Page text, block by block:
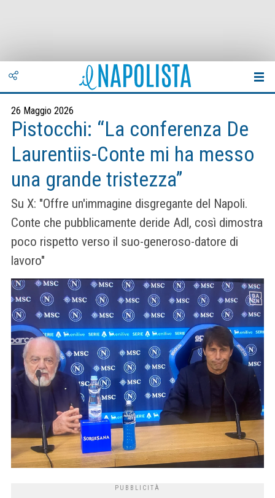
26 Maggio 2026
Pistocchi: “La conferenza De
Laurentiis-Conte mi ha messo
una grande tristezza”
Su X: "Offre un'immagine disgregante del Napoli.
Conte che pubblicamente deride Adl, così dimostra
poco rispetto verso il suo-generoso-datore di
lavoro"